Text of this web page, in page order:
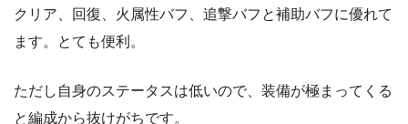
クリア、回復、火属性バフ、追撃バフと補助バフに優れて
ます。とても便利。
ただし自身のステータスは低いので、装備が極まってくる
と編成から抜けがちです。